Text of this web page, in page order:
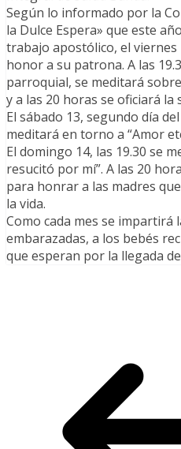
Según lo informado por la
la Dulce Espera» que este
trabajo apostólico, el
honor a su patrona. A las
parroquial, se meditará
y a las 20 horas se oficiará la
El sábado 13, segundo día
meditará en torno a “Amor
El domingo 14, las 19.30 se
resucitó por mí”. A las 20
para honrar a las madres
la vida.
Como cada mes se impartirá
embarazadas, a los bebés
que esperan por la llegada